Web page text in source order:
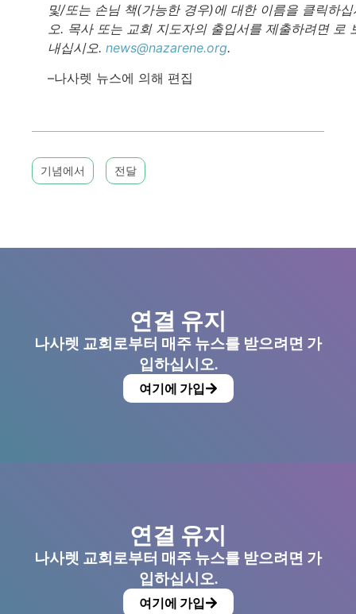
및/또는 손님 책(가능한 경우)에 대한 이름을 클릭하십
오. 목사 또는 교회 지도자의 출입서를 제출하려면 로
내십시오. news@nazarene.org.
–나사렛 뉴스에 의해 편집
기념에서 전달
연결 유지
나사렛 교회로부터 매주 뉴스를 받으려면 가
입하십시오.
여기에 가입
연결 유지
나사렛 교회로부터 매주 뉴스를 받으려면 가
입하십시오.
여기에 가입